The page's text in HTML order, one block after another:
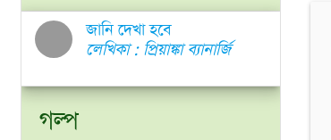
জানি দেখা হবে
লেখিকা : প্রিয়াঙ্কা ব্যানার্জি
গল্প